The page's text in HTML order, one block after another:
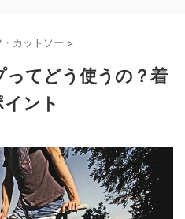
カットソー >
てどう使うの？着
ント